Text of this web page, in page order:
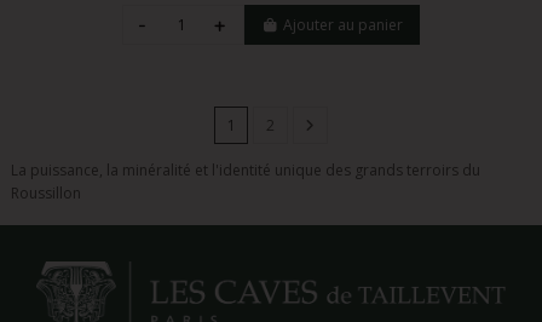
Ajouter au panier
1 2
La puissance, la minéralité et l'identité unique des grands terroirs du
Roussillon